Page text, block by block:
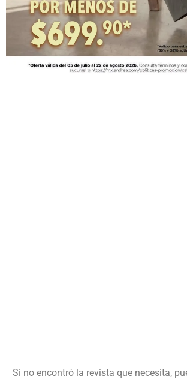
Si no encontró la revista que necesita,